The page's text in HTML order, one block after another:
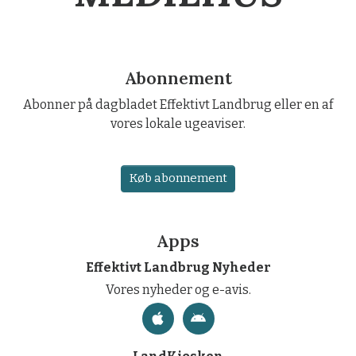
Abonnement
Abonner på dagbladet Effektivt Landbrug eller en af
vores lokale ugeaviser.
Køb abonnement
Apps
Effektivt Landbrug Nyheder
Vores nyheder og e-avis.